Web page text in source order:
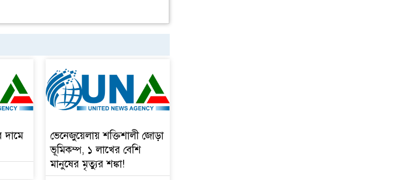
দামে
ভেনেজুয়েলায় শক্তিশালী জোড়া
ভূমিকম্প, ১ লাখের বেশি
মানুষের মৃত্যুর শঙ্কা!